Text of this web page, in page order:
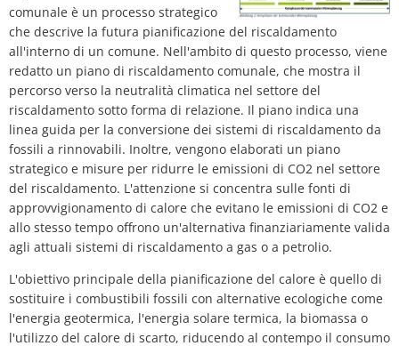
comunale è un processo strategico
che descrive la futura pianificazione del riscaldamento
all'interno di un comune. Nell'ambito di questo processo, viene
redatto un piano di riscaldamento comunale, che mostra il
percorso verso la neutralità climatica nel settore del
riscaldamento sotto forma di relazione. Il piano indica una
linea guida per la conversione dei sistemi di riscaldamento da
fossili a rinnovabili. Inoltre, vengono elaborati un piano
strategico e misure per ridurre le emissioni di CO2 nel settore
del riscaldamento. L'attenzione si concentra sulle fonti di
approvvigionamento di calore che evitano le emissioni di CO2 e
allo stesso tempo offrono un'alternativa finanziariamente valida
agli attuali sistemi di riscaldamento a gas o a petrolio.
L'obiettivo principale della pianificazione del calore è quello di
sostituire i combustibili fossili con alternative ecologiche come
l'energia geotermica, l'energia solare termica, la biomassa o
l'utilizzo del calore di scarto, riducendo al contempo il consumo